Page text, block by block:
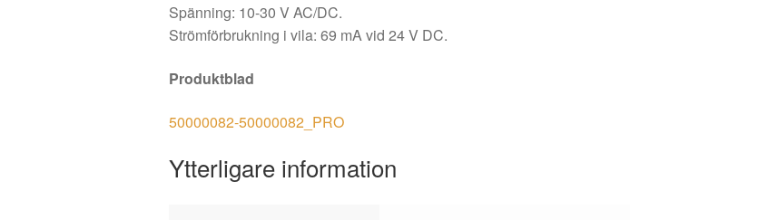
Spänning: 10-30 V AC/DC.
Strömförbrukning i vila: 69 mA vid 24 V DC.
Produktblad
50000082-50000082_PRO
Ytterligare information